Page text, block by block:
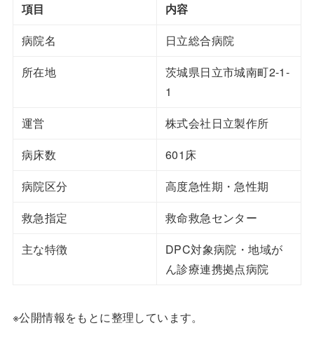
項目
内容
病院名
日立総合病院
所在地
茨城県日立市城南町2-1-
1
運営
株式会社日立製作所
病床数
601床
病院区分
高度急性期・急性期
救急指定
救命救急センター
主な特徴
DPC対象病院・地域が
ん診療連携拠点病院
※公開情報をもとに整理しています。